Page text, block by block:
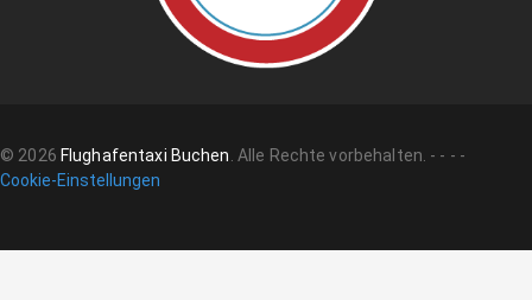
© 2026 Flughafentaxi Buchen. Alle Rechte vorbehalten. - - - -
Cookie-Einstellungen